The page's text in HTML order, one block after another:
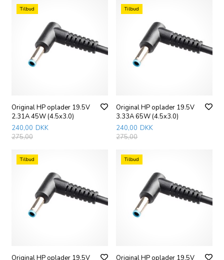
Tilbud
Original HP oplader 19.5V
2.31A 45W (4.5x3.0)
240,00 DKK
275,00
Tilbud
Original HP oplader 19.5V
3.33A 65W (4.5x3.0)
240,00 DKK
275,00
Tilbud
Original HP oplader 19.5V
Tilbud
Original HP oplader 19.5V